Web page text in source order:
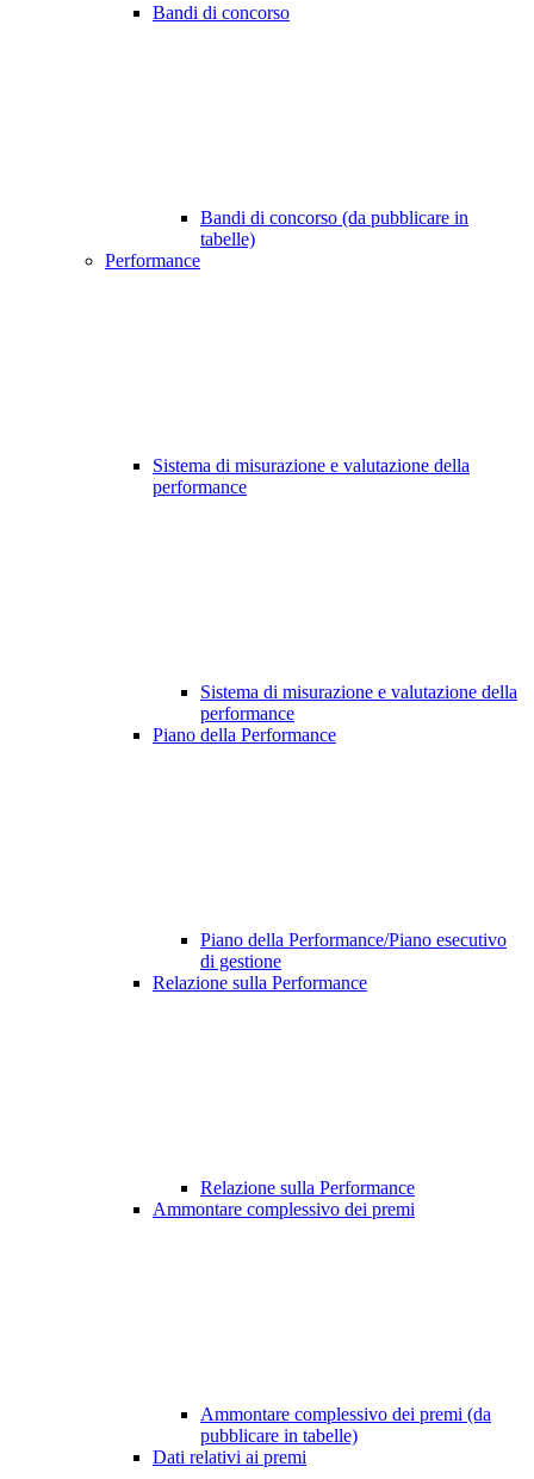
Bandi di concorso
Bandi di concorso (da pubblicare in
tabelle)
Performance
Sistema di misurazione e valutazione della
performance
Sistema di misurazione e valutazione della
performance
Piano della Performance
Piano della Performance/Piano esecutivo
di gestione
Relazione sulla Performance
Relazione sulla Performance
Ammontare complessivo dei premi
Ammontare complessivo dei premi (da
pubblicare in tabelle)
Dati relativi ai premi